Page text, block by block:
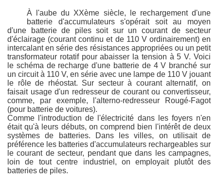
À l'aube du XXème siècle, le rechargement d'une
batterie d'accumulateurs s'opérait soit au moyen
d'une batterie de piles soit sur un courant de secteur
d'éclairage (courant continu et de 110 V ordinairement) en
intercalant en série des résistances appropriées ou un petit
transformateur rotatif pour abaisser la tension à 5 V. Voici
le schéma de recharge d'une batterie de 4 V branché sur
un circuit à 110 V, en série avec une lampe de 110 V jouant
le rôle de rhéostat. Sur secteur à courant alternatif, on
faisait usage d'un redresseur de courant ou convertisseur,
comme, par exemple, l'alterno-redresseur Rougé-Fagot
(pour batterie de voitures).
Comme l'introduction de l'électricité dans les foyers n'en
était qu'à leurs débuts, on comprend bien l'intérêt de deux
systèmes de batteries. Dans les villes, on utilisait de
préférence les batteries d'accumulateurs rechargeables sur
le courant de secteur, pendant que dans les campagnes,
loin de tout centre industriel, on employait plutôt des
batteries de piles.